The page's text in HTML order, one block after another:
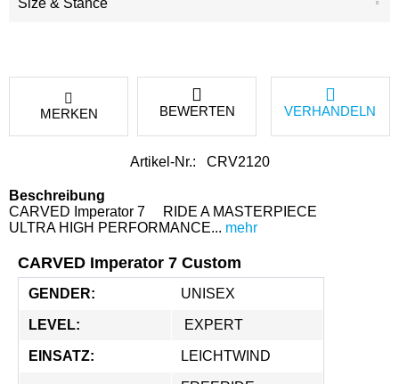
MERKEN BEWERTEN VERHANDELN
Artikel-Nr.: CRV2120
Beschreibung
CARVED Imperator 7 RIDE A MASTERPIECE
ULTRA HIGH PERFORMANCE... mehr
CARVED Imperator 7 Custom
GENDER: UNISEX
LEVEL: EXPERT
EINSATZ: LEICHTWIND